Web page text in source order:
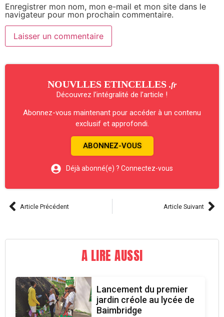
Enregistrer mon nom, mon e-mail et mon site dans le
navigateur pour mon prochain commentaire.
NOUVLLES ETINCELLES .fr
Découvrez l’intégralité de l’article !
Abonnez-vous maintenant pour accéder à un contenu
exclusif et approfondi.
ABONNEZ-VOUS
Déjà abonné(e) ? Connectez-vous
Article Précédent Article Suivant
A LIRE AUSSI
Lancement du premier
jardin créole au lycée de
Baimbridge